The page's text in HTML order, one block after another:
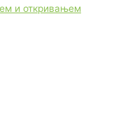
и откривањем